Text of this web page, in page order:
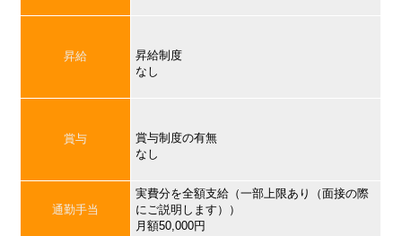
昇給
昇給制度
なし
賞与
賞与制度の有無
なし
通勤手当
実費分を全額支給（一部上限あり（面接の際
にご説明します））
月額50,000円